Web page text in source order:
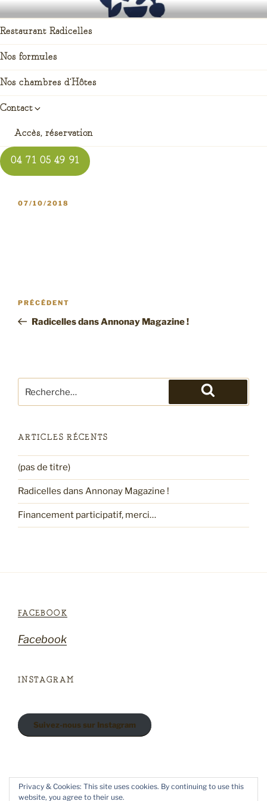
Aller
au
contenu
principal
RADICELLES RESTAURANT
auberge enracinée à Saint pierre du champ
Restaurant Radicelles
Nos formules
Nos chambres d’Hôtes
Contact
Accès, réservation
04 71 05 49 91
PUBLIÉ
07/10/2018
l’article
Article
précédent
PRÉCÉDENT
Radicelles dans Annonay Magazine !
pour
Recherche
ARTICLES RÉCENTS
(pas de titre)
Radicelles dans Annonay Magazine !
Financement participatif, merci…
FACEBOOK
Facebook
INSTAGRAM
Suivez-nous sur Instagram
Privacy & Cookies: This site uses cookies. By continuing to use this
website, you agree to their use.
Radicelles sur Facebook